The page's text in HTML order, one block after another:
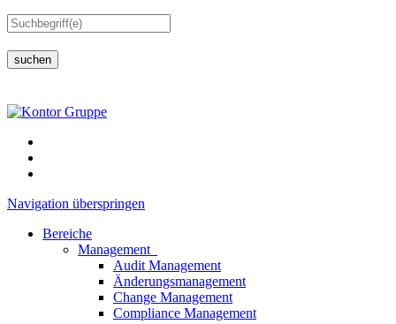
suchen
Navigation überspringen
Bereiche
Management
Audit Management
Änderungsmanagement
Change Management
Compliance Management